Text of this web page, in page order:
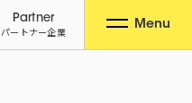
Partner
パートナー企業
Menu